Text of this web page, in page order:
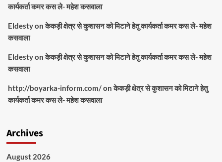
कार्यकर्ता कमर कस ले- महेश कसवाला
Eldestyonकेकड़ी क्षेत्र से कुशासन को मिटाने हेतु कार्यकर्ता कमर कस ले- महेश
कसवाला
Eldestyonकेकड़ी क्षेत्र से कुशासन को मिटाने हेतु कार्यकर्ता कमर कस ले- महेश
कसवाला
http://boyarka-inform.com/onकेकड़ी क्षेत्र से कुशासन को मिटाने हेतु
कार्यकर्ता कमर कस ले- महेश कसवाला
Archives
August 2026